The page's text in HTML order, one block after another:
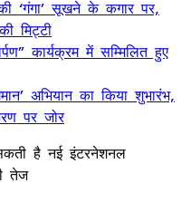
‘गंगा’ सूखने के कगार पर,
मिट्टी
कार्यक्रम में सम्मिलित हुए
अभियान का किया शुभारंभ,
पर जोर
है नई इंटरनेशनल
तेज